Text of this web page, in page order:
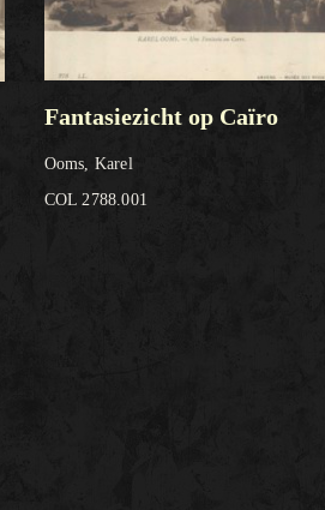
Fantasiezicht op Caïro
Ooms, Karel
COL 2788.001